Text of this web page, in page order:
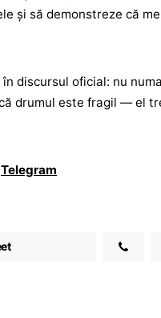
și să demonstreze că
discursul oficial: nu
drumul este fragil — el
Telegram